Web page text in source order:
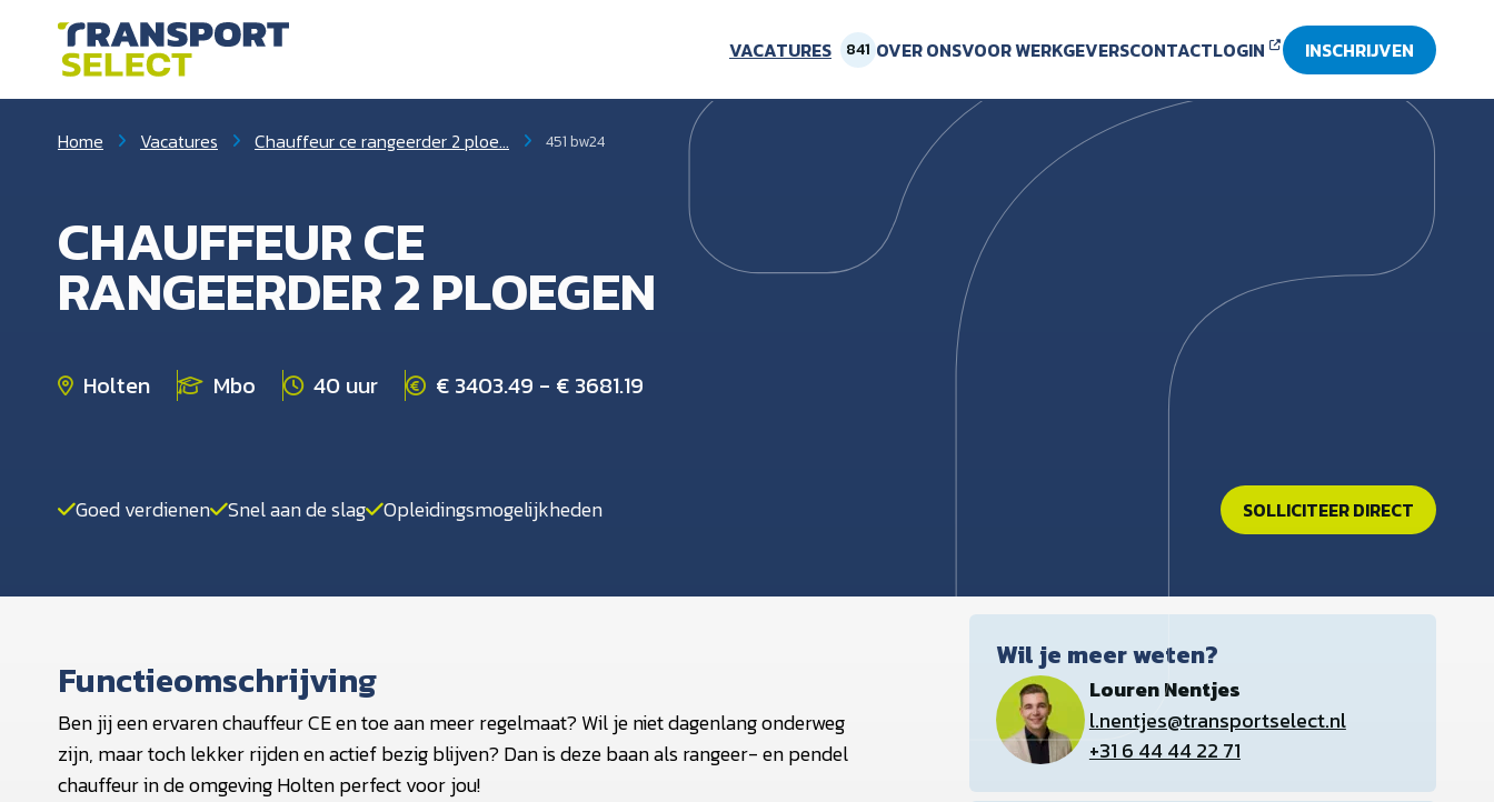
VACATURES 841 OVER ONSVOOR WERKGEVERSCONTACTLOGIN INSCHRIJVEN
Home Vacatures Chauffeur ce rangeerder 2 ploe... 451 bw24
CHAUFFEUR CE
RANGEERDER 2 PLOEGEN
Holten Mbo 40 uur € 3403.49 - € 3681.19
Goed verdienen Snel aan de slag Opleidingsmogelijkheden SOLLICITEER DIRECT
Functieomschrijving
Ben jij een ervaren chauffeur CE en toe aan meer regelmaat? Wil je niet dagenlang onderweg
zijn, maar toch lekker rijden en actief bezig blijven? Dan is deze baan als rangeer- en pendel
chauffeur in de omgeving Holten perfect voor jou!
Wil je meer weten?
Louren Nentjes
l.nentjes@transportselect.nl
+31 6 44 44 22 71